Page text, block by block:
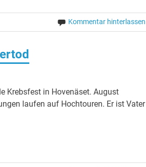
Kommentar hinterlassen
Krebsfest in Hovenäset. August
laufen auf Hochtouren. Er ist Vater